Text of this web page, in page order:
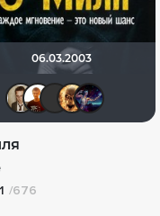
06.03.2003
Кастер
/676